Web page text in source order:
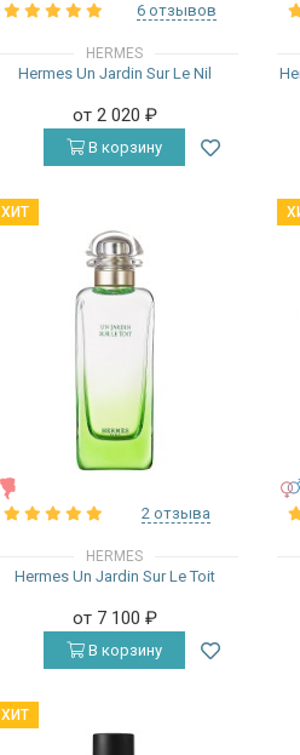
6 отзывов
HERMES
Hermes Un Jardin Sur Le Nil
от 2 020 ₽
В корзину
ХИТ
2 отзыва
HERMES
Hermes Un Jardin Sur Le Toit
от 7 100 ₽
В корзину
ХИТ